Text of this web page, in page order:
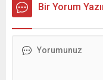
Bir Yorum